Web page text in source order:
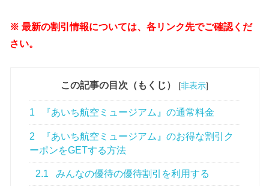
※ 最新の割引情報については、各リンク先でご確認くだ
さい。
この記事の目次（もくじ） [非表示]
1 『あいち航空ミュージアム』の通常料金
2
『あいち航空ミュージアム』のお得な割引ク
ーポンをGETする方法
2.1 みんなの優待の優待割引を利用する